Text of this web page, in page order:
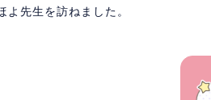
先生を訪ねました。